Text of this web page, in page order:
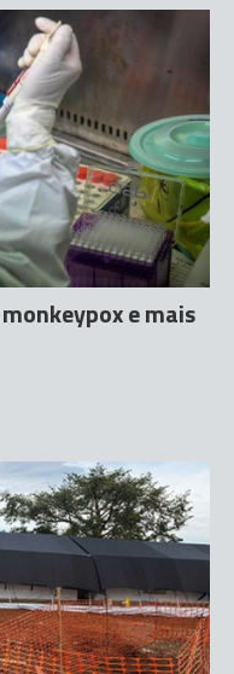
e mais